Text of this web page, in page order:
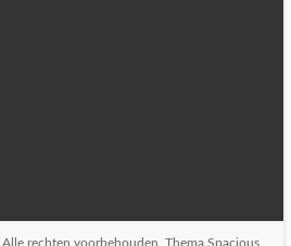
. Alle rechten voorbehouden. Thema Spacious